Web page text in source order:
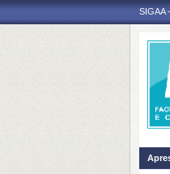
SIGAA